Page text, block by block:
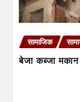
सामाजिक
बेजा कब्जा